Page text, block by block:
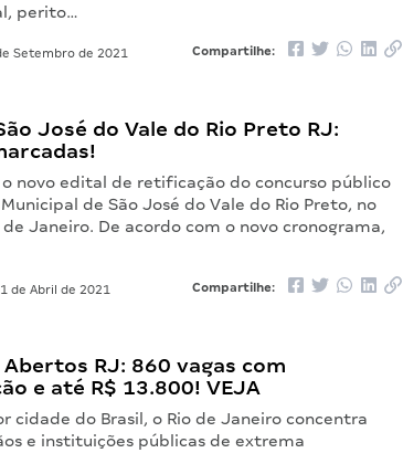
perito…
Setembro de 2021 Compartilhe:
José do Vale do Rio Preto RJ:
novo edital de retificação do concurso público
de São José do Vale do Rio Preto, no
Janeiro. De acordo com o novo cronograma,
de Abril de 2021 Compartilhe:
RJ: 860 vagas com
e até R$ 13.800! VEJA
cidade do Brasil, o Rio de Janeiro concentra
e instituições públicas de extrema